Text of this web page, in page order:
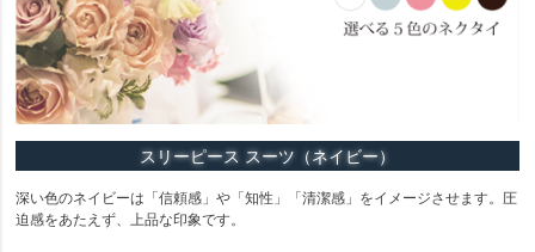
スリーピース スーツ（ネイビー）
深い色のネイビーは「信頼感」や「知性」「清潔感」をイメージさせます。圧
迫感をあたえず、上品な印象です。